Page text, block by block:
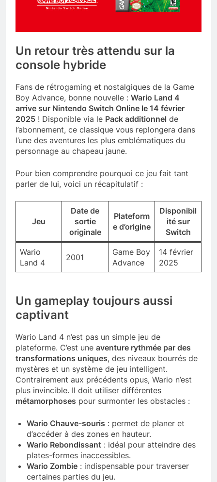
Un retour très attendu sur la
console hybride
Fans de rétrogaming et nostalgiques de la Game
Boy Advance, bonne nouvelle : Wario Land 4
arrive sur Nintendo Switch Online le 14 février
2025 ! Disponible via le Pack additionnel de
l’abonnement, ce classique vous replongera dans
l’une des aventures les plus emblématiques du
personnage au chapeau jaune.
Pour bien comprendre pourquoi ce jeu fait tant
parler de lui, voici un récapitulatif :
Jeu
Date de
sortie
originale
Plateform
e d’origine
Disponibil
ité sur
Switch
Wario
Land 4
2001
Game Boy
Advance
14 février
2025
Un gameplay toujours aussi
captivant
Wario Land 4 n’est pas un simple jeu de
plateforme. C’est une aventure rythmée par des
transformations uniques, des niveaux bourrés de
mystères et un système de jeu intelligent.
Contrairement aux précédents opus, Wario n’est
plus invincible. Il doit utiliser différentes
métamorphoses pour surmonter les obstacles :
Wario Chauve-souris : permet de planer et
d’accéder à des zones en hauteur.
Wario Rebondissant : idéal pour atteindre des
plates-formes inaccessibles.
Wario Zombie : indispensable pour traverser
certaines parties du jeu.